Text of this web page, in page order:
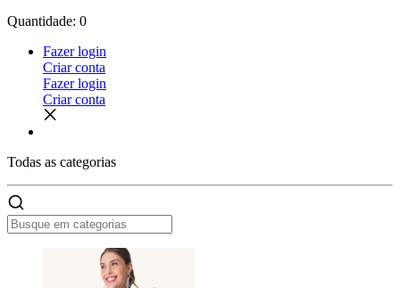
Quantidade: 0
Fazer login
Criar conta
Fazer login
Criar conta
Todas as categorias